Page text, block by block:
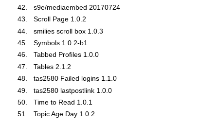
s9e/mediaembed 20170724
Scroll Page 1.0.2
smilies scroll box 1.0.3
Symbols 1.0.2-b1
Tabbed Profiles 1.0.0
Tables 2.1.2
tas2580 Failed logins 1.1.0
tas2580 lastpostlink 1.0.0
Time to Read 1.0.1
Topic Age Day 1.0.2